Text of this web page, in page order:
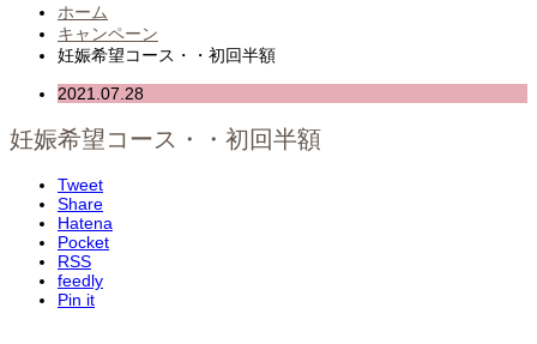
ホーム
キャンペーン
妊娠希望コース・・初回半額
2021.07.28
妊娠希望コース・・初回半額
Tweet
Share
Hatena
Pocket
RSS
feedly
Pin it